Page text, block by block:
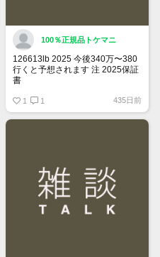
100％正規品トケマニ
126613lb 2025 今後340万〜380
行くと予想されます 注 2025保証
書
2025/ @Watch_Monster_より
1 1 435日前